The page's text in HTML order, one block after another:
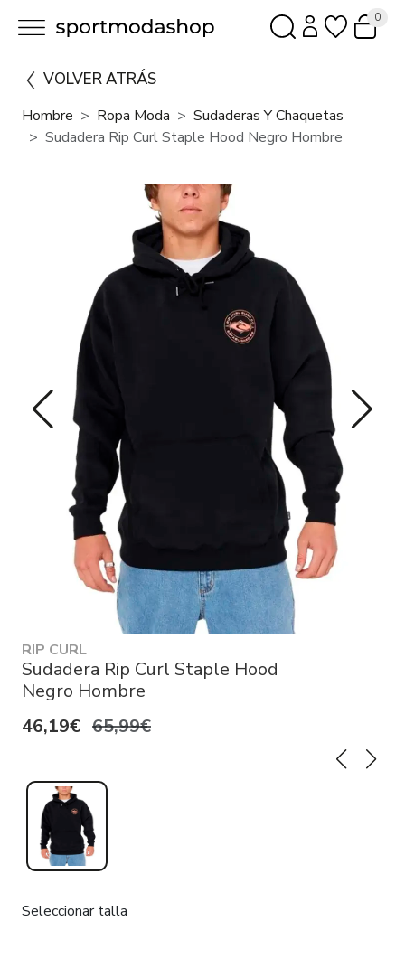
0
VOLVER ATRÁS
Hombre Ropa Moda
Sudaderas Y Chaquetas
Sudadera Rip Curl Staple Hood Negro Hombre
RIP CURL
Sudadera Rip Curl Staple Hood
Negro Hombre
46,19€ 65,99€
Seleccionar talla